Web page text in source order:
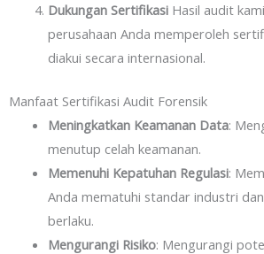
Dukungan SertifikasiHasil audit
perusahaan Anda memperoleh
diakui secara internasional.
Manfaat Sertifikasi Audit Forensik
Meningkatkan Keamanan Data:
menutup celah keamanan.
Memenuhi Kepatuhan Regulasi:
Anda mematuhi standar industri
berlaku.
Mengurangi Risiko: Mengurangi